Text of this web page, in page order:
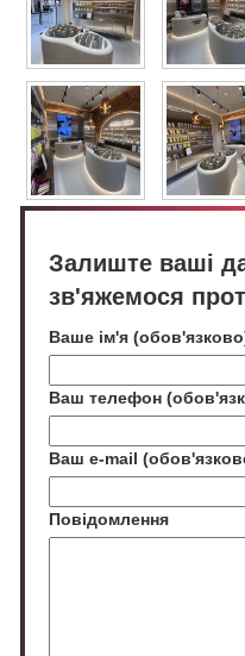
Залиште ваші
зв'яжемося
Ваше ім'я
Ваш телефон
Ваш e-mail
Повідомлення